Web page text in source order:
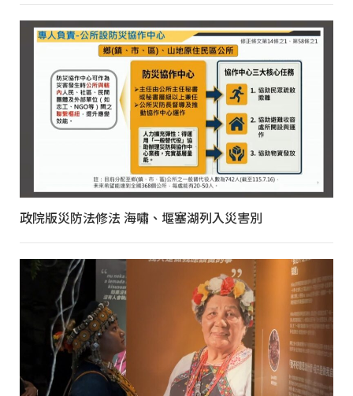
政院版災防法修法 海嘯、堰塞湖列入災害別